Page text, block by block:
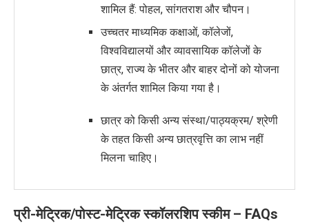
शामिल हैं: पोहल, सांगतराश और चौपन।
उच्चतर माध्यमिक कक्षाओं, कॉलेजों,
विश्वविद्यालयों और व्यावसायिक कॉलेजों के
छात्र, राज्य के भीतर और बाहर दोनों को योजना
के अंतर्गत शामिल किया गया है।
छात्र को किसी अन्य संस्था/पाठ्यक्रम/ श्रेणी
के तहत किसी अन्य छात्रवृत्ति का लाभ नहीं
मिलना चाहिए।
प्री-मेट्रिक/पोस्ट-मेट्रिक स्कॉलरशिप स्कीम – FAQs